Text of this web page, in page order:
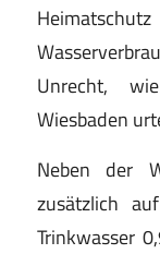
Unrecht,
Wiesbaden
Neben der
zusätzlich
Trinkwasser